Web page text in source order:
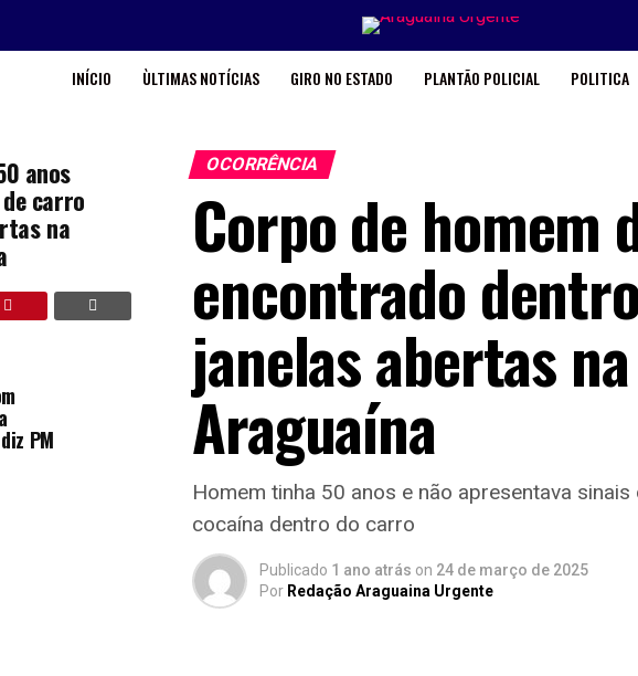
INÍCIO ÙLTIMAS NOTÍCIAS GIRO NO ESTADO PLANTÃO POLICIAL POLITICA
anos
carro
na
PM
OCORRÊNCIA
Corpo de homem
encontrado
janelas abertas
Araguaína
Homem tinha 50 anos e não apresentava
cocaína dentro do carro
Publicado 1 ano atrás on 24 de março de 2025
Por Redação Araguaina Urgente